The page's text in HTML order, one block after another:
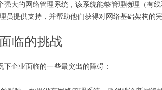
强大的网络管理系统，该系统能够管理物理（有
员提供支持，并帮助他们获得对网络基础架构的
临的挑战
企业面临的一些最突出的障碍：